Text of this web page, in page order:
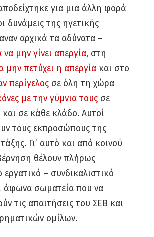
για μια άλλη φορά
δυνάμεις της ηγετικής
αρχικά τα αδύνατα –
να μην γίνει απεργία, στη
μην πετύχει η απεργία και στο
περίγελος σε όλη τη χώρα
με την γύμνια τους σε
σε κάθε κλάδο. Αυτοί
τους εκπροσώπους της
Γι’ αυτό και από κοινού
θέλουν πλήρως
εργατικό – συνδικαλιστικό
άφωνα σωματεία που να
τις απαιτήσεις του ΣΕΒ και
ομίλων.